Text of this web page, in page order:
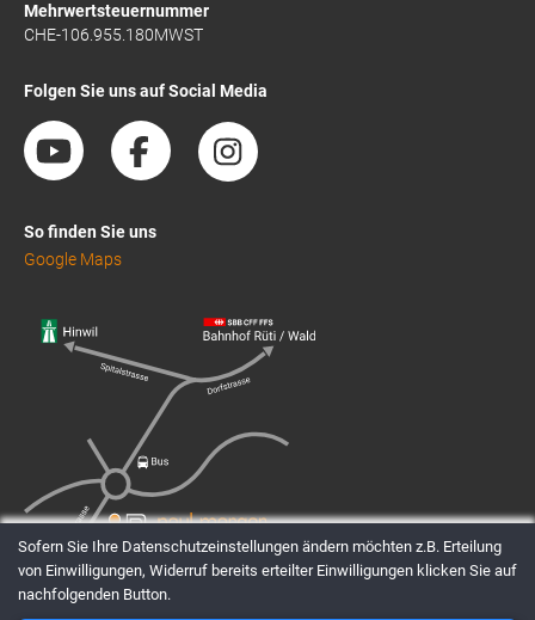
Mehrwertsteuernummer
CHE-106.955.180MWST
Folgen Sie uns auf Social Media
So finden Sie uns
Google Maps
Sofern Sie Ihre Datenschutzeinstellungen ändern möchten z.B. Erteilung
von Einwilligungen, Widerruf bereits erteilter Einwilligungen klicken Sie auf
nachfolgenden Button.